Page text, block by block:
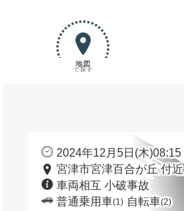
地図
で探す
2024年12月5日(木)08:15
宮津市宮津百合が丘 付近
車両相互 小破事故
普通乗用車(1) 自転車(2)